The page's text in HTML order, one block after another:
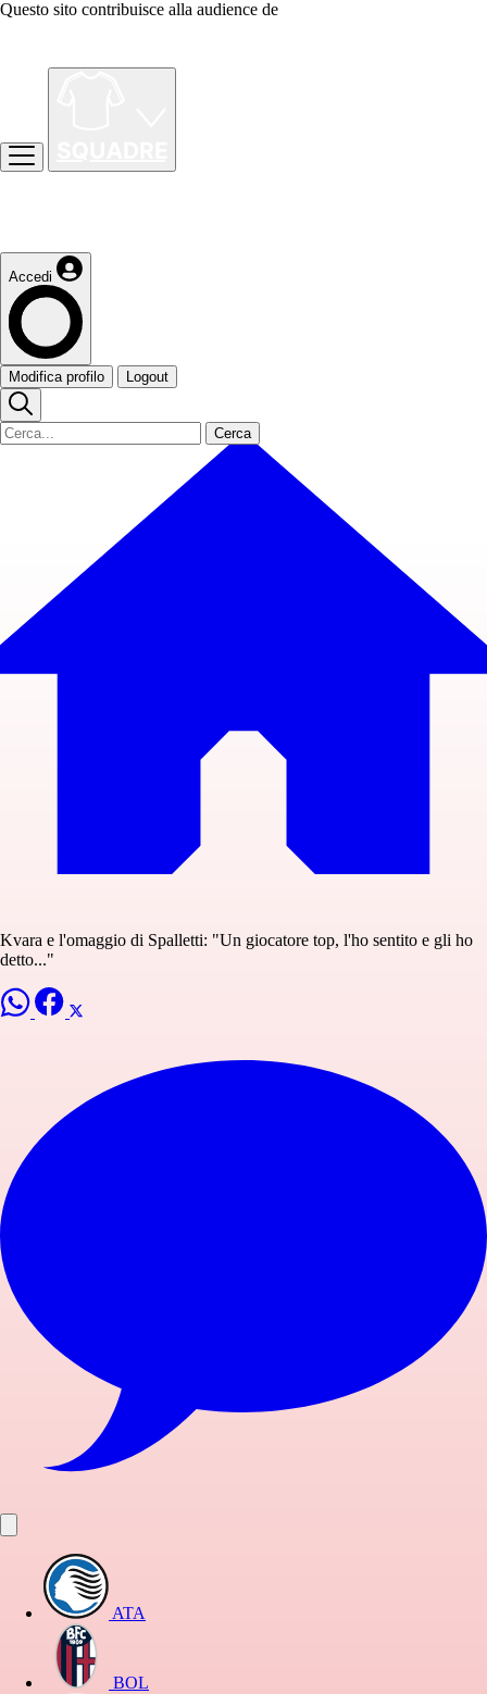
Questo sito contribuisce alla audience de
Accedi
Modifica profilo Logout
Cerca
Kvara e l'omaggio di Spalletti: "Un giocatore top, l'ho sentito e gli ho
detto..."
ATA
BOL